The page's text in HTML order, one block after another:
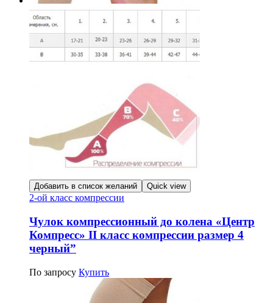
Добавить в список желаний Quick view
2-ой класс компрессии
Чулок компрессионный до колена «Центр
Компресс» II класс компрессии размер 4
черный”
По запросу Купить